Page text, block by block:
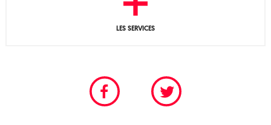
LES SERVICES